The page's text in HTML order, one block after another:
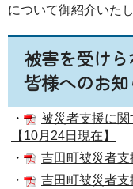
について御紹介いたし
被害を受け
皆様へのお
・
被災者支援に
【10月24日現在】
・
吉田町被災者
・
吉田町被災者